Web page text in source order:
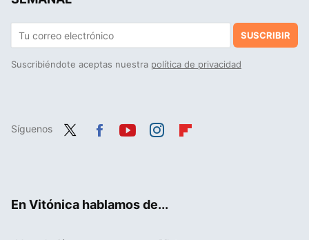
SUSCRIBIR
Suscribiéndote aceptas nuestra política de privacidad
Síguenos
En Vitónica hablamos de...